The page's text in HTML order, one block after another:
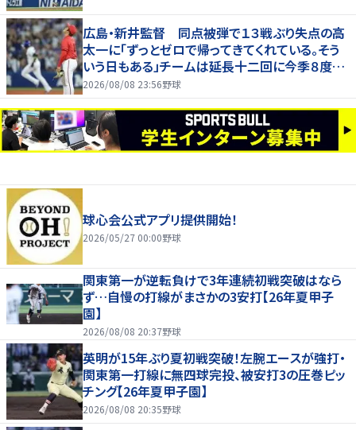
広島・新井監督 同点被弾で１３戦ぶり失点の高
太一に「ずっとゼロで帰ってきてくれている。そう
いう日もある」チームは延長十二回に今季８度目
サヨナラ負け
2026/08/08 23:56野球
球心会公式アプリ提供開始！
2026/05/27 00:00野球
関東第一が逆転負けで3年連続初戦突破はなら
ず…自慢の打線がまさかの3安打【26年夏甲子
園】
2026/08/08 20:37野球
英明が15年ぶり夏初戦突破！左腕エースが強打・
関東第一打線に無四球完投、被安打3の圧巻ピッ
チング【26年夏甲子園】
2026/08/08 20:35野球